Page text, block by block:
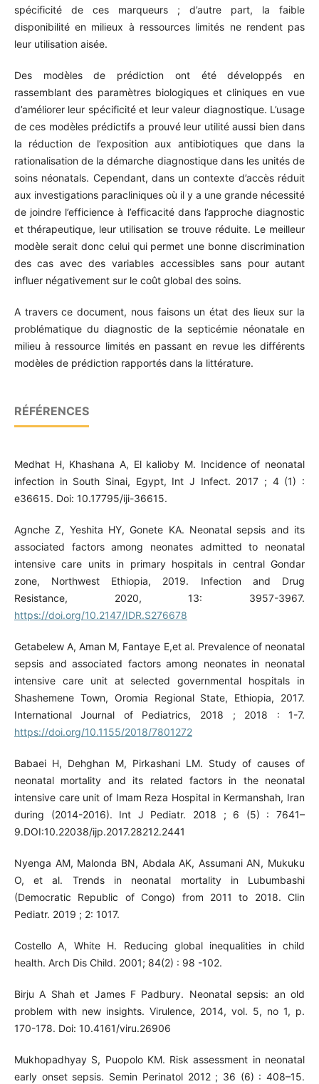
spécificité de ces marqueurs ; d’autre part, la faible
disponibilité en milieux à ressources limités ne rendent pas
leur utilisation aisée.
Des modèles de prédiction ont été développés en
rassemblant des paramètres biologiques et cliniques en vue
d’améliorer leur spécificité et leur valeur diagnostique. L’usage
de ces modèles prédictifs a prouvé leur utilité aussi bien dans
la réduction de l’exposition aux antibiotiques que dans la
rationalisation de la démarche diagnostique dans les unités de
soins néonatals. Cependant, dans un contexte d’accès réduit
aux investigations paracliniques où il y a une grande nécessité
de joindre l’efficience à l’efficacité dans l’approche diagnostic
et thérapeutique, leur utilisation se trouve réduite. Le meilleur
modèle serait donc celui qui permet une bonne discrimination
des cas avec des variables accessibles sans pour autant
influer négativement sur le coût global des soins.
A travers ce document, nous faisons un état des lieux sur la
problématique du diagnostic de la septicémie néonatale en
milieu à ressource limités en passant en revue les différents
modèles de prédiction rapportés dans la littérature.
RÉFÉRENCES
Medhat H, Khashana A, El kalioby M. Incidence of neonatal
infection in South Sinai, Egypt, Int J Infect. 2017 ; 4 (1) :
e36615. Doi: 10.17795/iji-36615.
Agnche Z, Yeshita HY, Gonete KA. Neonatal sepsis and its
associated factors among neonates admitted to neonatal
intensive care units in primary hospitals in central Gondar
zone, Northwest Ethiopia, 2019. Infection and Drug
Resistance, 2020, 13: 3957-3967.
https://doi.org/10.2147/IDR.S276678
Getabelew A, Aman M, Fantaye E,et al. Prevalence of neonatal
sepsis and associated factors among neonates in neonatal
intensive care unit at selected governmental hospitals in
Shashemene Town, Oromia Regional State, Ethiopia, 2017.
International Journal of Pediatrics, 2018 ; 2018 : 1-7.
https://doi.org/10.1155/2018/7801272
Babaei H, Dehghan M, Pirkashani LM. Study of causes of
neonatal mortality and its related factors in the neonatal
intensive care unit of Imam Reza Hospital in Kermanshah, Iran
during (2014-2016). Int J Pediatr. 2018 ; 6 (5) : 7641–
9.DOI:10.22038/ijp.2017.28212.2441
Nyenga AM, Malonda BN, Abdala AK, Assumani AN, Mukuku
O, et al. Trends in neonatal mortality in Lubumbashi
(Democratic Republic of Congo) from 2011 to 2018. Clin
Pediatr. 2019 ; 2: 1017.
Costello A, White H. Reducing global inequalities in child
health. Arch Dis Child. 2001; 84(2) : 98 -102.
Birju A Shah et James F Padbury. Neonatal sepsis: an old
problem with new insights. Virulence, 2014, vol. 5, no 1, p.
170-178. Doi: 10.4161/viru.26906
Mukhopadhyay S, Puopolo KM. Risk assessment in neonatal
early onset sepsis. Semin Perinatol 2012 ; 36 (6) : 408–15.